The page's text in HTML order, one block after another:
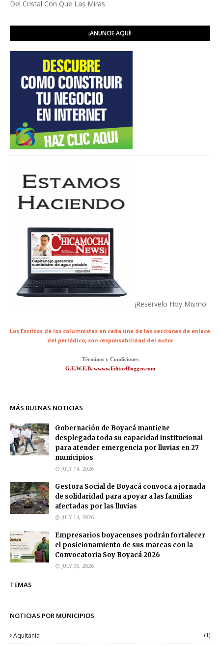
Del Cristal Con Que Las Miras
¡ANUNCIE AQUÍ!
¡Reservelo Hoy Mismo!
Los Escritos de los columnistas en cada una de las secciones de enlace
del periódico, son responsabilidad del autor
Términos y Condiciones
G.E.W.E.B. wwww.EditorBlogger.com
MÁS BUENAS NOTICIAS
Gobernación de Boyacá mantiene
desplegada toda su capacidad institucional
para atender emergencia por lluvias en 27
municipios
JULY 14, 2026
Gestora Social de Boyacá convoca a jornada
de solidaridad para apoyar a las familias
afectadas por las lluvias
JULY 14, 2026
Empresarios boyacenses podrán fortalecer
el posicionamiento de sus marcas con la
Convocatoria Soy Boyacá 2026
JULY 08, 2026
TEMAS
NOTICIAS POR MUNICIPIOS
Aquitania (1)